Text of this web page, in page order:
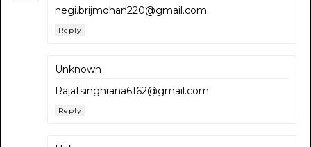
negi.brijmohan220@gmail.com
Reply
Unknown
Rajatsinghrana6162@gmail.com
Reply